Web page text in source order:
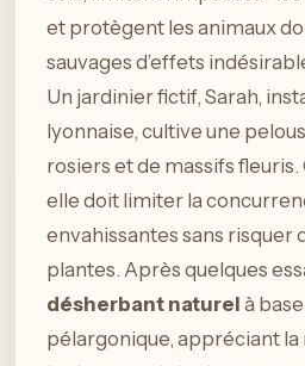
et protègent les animaux
sauvages d’effets
Un jardinier fictif, Sarah,
lyonnaise, cultive une
rosiers et de massifs
elle doit limiter la
envahissantes sans risquer
plantes. Après quelques
désherbant naturel à
pélargonique, appréciant